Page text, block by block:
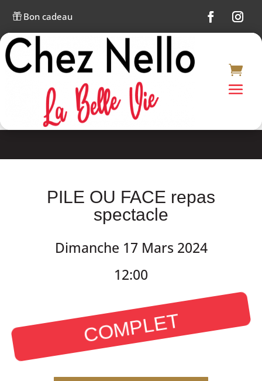
Bon cadeau
PILE OU FACE repas
spectacle
Dimanche 17 Mars 2024
12:00
COMPLET